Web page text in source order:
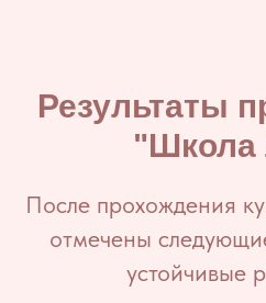
Результаты
"Школа
После прохождения
отмечены
устойчивые